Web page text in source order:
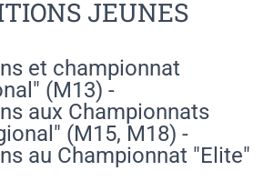
JEUNES
et championnat
(M13) -
aux Championnats
(M15, M18) -
au Championnat "Elite"